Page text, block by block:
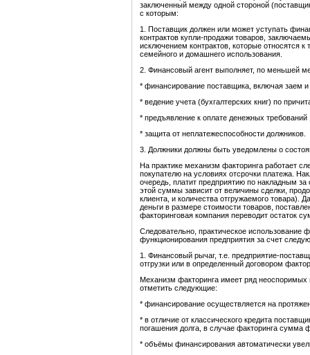
заключенный между одной стороной
с которым:
1. Поставщик должен или может уступать
контрактов купли-продажи товаров,
исключением контрактов, которые относятся
семейного и домашнего использования.
2. Финансовый агент выполняет, по меньшей
* финансирование поставщика, включая заем
* ведение учета (бухгалтерских книг) по
* предъявление к оплате денежных требований
* защита от неплатежеспособности должников.
3. Должники должны быть уведомлены о
На практике механизм факторинга работает
покупателю на условиях отсрочки платежа.
очередь, платит предприятию по накладным
этой суммы зависит от величины сделки,
клиента, и количества отгружаемого товара).
деньги в размере стоимости товаров,
факторинговая компания переводит остаток
Следовательно, практическое использование
функционирования предприятия за счет
1. Финансовый рычаг, т.е. предприятие-
отгрузки или в определенный договором
Механизм факторинга имеет ряд
отметить следующие:
* финансирование осуществляется на
* в отличие от классического кредита
погашения долга, в случае факторинга сумма
* объёмы финансирования автоматически